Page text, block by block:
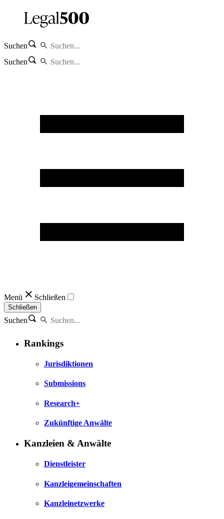
Suchen
Suchen
Menü Schließen
Schließen
Suchen
Rankings
Jurisdiktionen
Submissions
Research+
Zukünftige Anwälte
Kanzleien & Anwälte
Dienstleister
Kanzleigemeinschaften
Kanzleinetzwerke